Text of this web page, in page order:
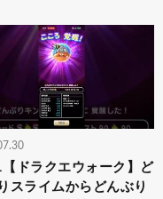
ドラクエウォーク】ど
スライムからどんぶり